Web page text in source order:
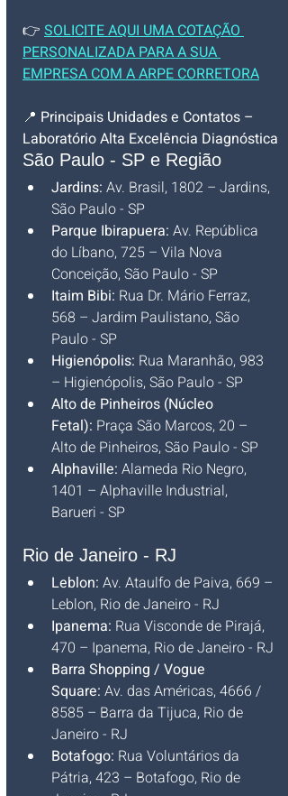
👉 SOLICITE AQUI UMA COTAÇÃO
PERSONALIZADA PARA A SUA
EMPRESA COM A ARPE CORRETORA
📍 Principais Unidades e Contatos –
Laboratório Alta Excelência Diagnóstica
São Paulo - SP e Região
Jardins: Av. Brasil, 1802 – Jardins,
São Paulo - SP
Parque Ibirapuera: Av. República
do Líbano, 725 – Vila Nova
Conceição, São Paulo - SP
Itaim Bibi: Rua Dr. Mário Ferraz,
568 – Jardim Paulistano, São
Paulo - SP
Higienópolis: Rua Maranhão, 983
– Higienópolis, São Paulo - SP
Alto de Pinheiros (Núcleo
Fetal): Praça São Marcos, 20 –
Alto de Pinheiros, São Paulo - SP
Alphaville: Alameda Rio Negro,
1401 – Alphaville Industrial,
Barueri - SP
Rio de Janeiro - RJ
Leblon: Av. Ataulfo de Paiva, 669 –
Leblon, Rio de Janeiro - RJ
Ipanema: Rua Visconde de Pirajá,
470 – Ipanema, Rio de Janeiro - RJ
Barra Shopping / Vogue
Square: Av. das Américas, 4666 /
8585 – Barra da Tijuca, Rio de
Janeiro - RJ
Botafogo: Rua Voluntários da
Pátria, 423 – Botafogo, Rio de